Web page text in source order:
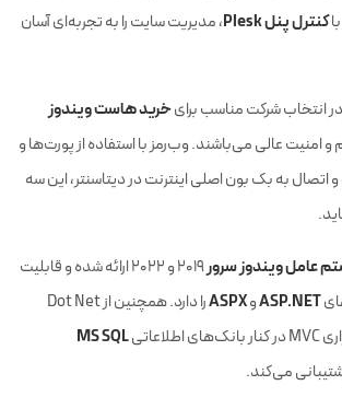
کنترل پنل Plesk
، مدیریت سایت را به تجربه‌ای آسان
انتخاب شرکت مناسب برایخرید هاست ویندوز
و امنیت عالی می‌باشند. وب‌رمز با استفاده از پورت‌ها و
به بک بون اصلی اینترنت در دیتاسنتر، این سه
عامل ویندوز سرور
۲۰۱۹ و ۲۰۲۲ ارائه شده و قابلیت
ASP.NETوASPX
را دارد. همچنین از Dot Net
MS SQL